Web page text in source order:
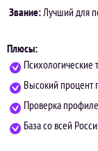
Звание: Лучший для
Плюсы:
Психологические
Высокий
Проверка
База со всей